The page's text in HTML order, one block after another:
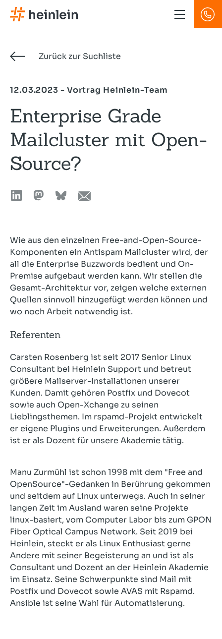
Direkt
zum
Zurück zur Suchliste
12.03.2023 - Vortrag Heinlein-Team
Enterprise Grade
Mailcluster mit Open-
Source?
Wie aus den einzelnen Free-and-Open-Source-
Komponenten ein Antispam Mailcluster wird, der
all die Enterprise Buzzwords bedient und On-
Premise aufgebaut werden kann. Wir stellen die
Gesamt-Architektur vor, zeigen welche externen
Quellen sinnvoll hinzugefügt werden können und
wo noch Arbeit notwendig ist.
Referenten
Carsten Rosenberg ist seit 2017 Senior Linux
Consultant bei Heinlein Support und betreut
größere Mailserver-Installationen unserer
Kunden. Damit gehören Postfix und Dovecot
sowie auch Open-Xchange zu seinen
Lieblingsthemen. Im rspamd-Projekt entwickelt
er eigene Plugins und Erweiterungen. Außerdem
ist er als Dozent für unsere Akademie tätig.
Manu Zurmühl ist schon 1998 mit dem "Free and
OpenSource"-Gedanken in Berührung gekommen
und seitdem auf Linux unterwegs. Auch in seiner
langen Zeit im Ausland waren seine Projekte
linux-basiert, vom Computer Labor bis zum GPON
Fiber Optical Campus Network. Seit 2019 bei
Heinlein, steckt er als Linux Enthusiast gerne
Andere mit seiner Begeisterung an und ist als
Consultant und Dozent an der Heinlein Akademie
im Einsatz. Seine Schwerpunkte sind Mail mit
Postfix und Dovecot sowie AVAS mit Rspamd.
Ansible ist seine Wahl für Automatisierung.